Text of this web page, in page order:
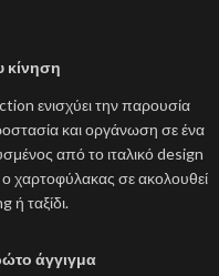
κίνηση
ενισχύει την παρουσία
και οργάνωση σε ένα
από το ιταλικό design
ο χαρτοφύλακας σε ακολουθεί
ή ταξίδι.
άγγιγμα